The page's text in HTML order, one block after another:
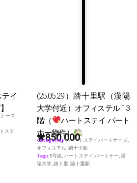
イ
ーズ,
ステ
(25.05.29）踏十里駅（漢陽
大学付近）オフィステル 13
階（
ハートステイ パート
ナー物件）
₩850,000
Categories♥ ハートステイパートナーズ,
オフィステル,踏十里駅
Tags 5号線,ハートステイ パートナー,漢
陽大学,踏十里,踏十里駅